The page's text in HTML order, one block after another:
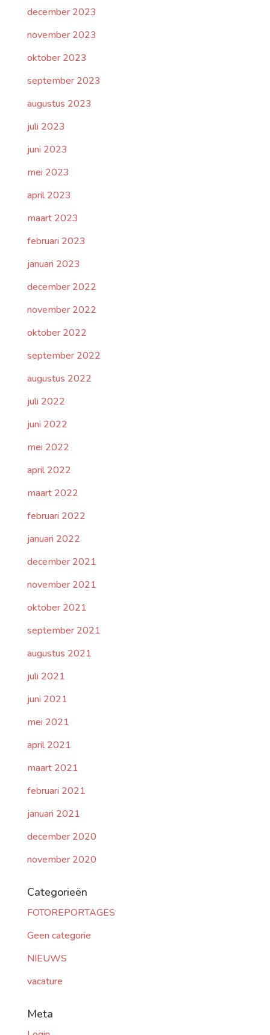
december 2023
november 2023
oktober 2023
september 2023
augustus 2023
juli 2023
juni 2023
mei 2023
april 2023
maart 2023
februari 2023
januari 2023
december 2022
november 2022
oktober 2022
september 2022
augustus 2022
juli 2022
juni 2022
mei 2022
april 2022
maart 2022
februari 2022
januari 2022
december 2021
november 2021
oktober 2021
september 2021
augustus 2021
juli 2021
juni 2021
mei 2021
april 2021
maart 2021
februari 2021
januari 2021
december 2020
november 2020
Categorieën
FOTOREPORTAGES
Geen categorie
NIEUWS
vacature
Meta